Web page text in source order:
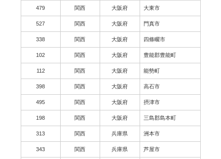
479 関西 大阪府 大東市
527 関西 大阪府 門真市
338 関西 大阪府 四條畷市
102 関西 大阪府 豊能郡豊能町
112 関西 大阪府 能勢町
398 関西 大阪府 高石市
495 関西 大阪府 摂津市
198 関西 大阪府 三島郡島本町
313 関西 兵庫県 洲本市
343 関西 兵庫県 芦屋市